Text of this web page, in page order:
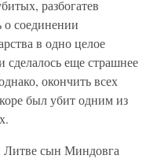
разбогатев
о соединении
в одно целое
сделалось еще страшнее
окончить всех
был убит одним из
Литве сын Миндовга